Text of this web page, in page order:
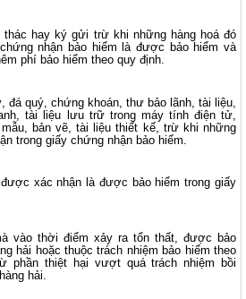
thác hay ký gửi trừ khi những hàng hoá đó
nhận bảo hiểm là được bảo hiểm và
phí bảo hiểm theo quy định.
đá quý, chứng khoán, thư bảo lãnh, tài liệu,
tài liệu lưu trữ trong máy tính điện tử,
bản vẽ, tài liệu thiết kế, trừ khi những
trong giấy chứng nhận bảo hiểm.
xác nhận là được bảo hiểm trong giấy
vào thời điểm xảy ra tổn thất, được bảo
hải hoặc thuộc trách nhiệm bảo hiểm theo
phần thiệt hại vượt quá trách nhiệm bồi
hải.